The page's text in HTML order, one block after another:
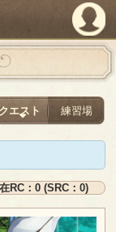
クエスト 練習場
RC：0 (SRC：0)